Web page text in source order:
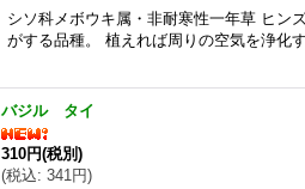
シソ科メボウキ属・非耐寒性一年草 ヒン
がする品種。 植えれば周りの空気を浄化
バジル タイ
310円(税別)
(税込: 341円)